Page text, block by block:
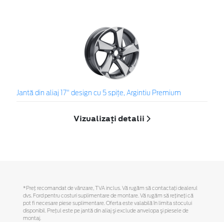
Jantă din aliaj 17" design cu 5 spițe, Argintiu Premium
Vizualizați detalii
*Preţ recomandat de vânzare, TVA inclus. Vă rugăm să contactaţi dealerul
dvs. Ford pentru costuri suplimentare de montare. Vă rugăm să reţineţi că
pot fi necesare piese suplimentare. Oferta este valabilă în limita stocului
disponibil. Preţul este pe jantă din aliaj şi exclude anvelopa şi piesele de
montaj.